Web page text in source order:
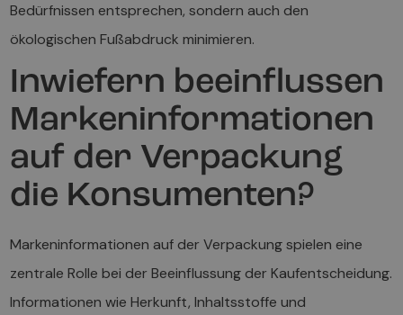
Bedürfnissen entsprechen, sondern auch den
ökologischen Fußabdruck minimieren.
Inwiefern beeinflussen
Markeninformationen
auf der Verpackung
die Konsumenten?
Markeninformationen auf der Verpackung spielen eine
zentrale Rolle bei der Beeinflussung der Kaufentscheidung.
Informationen wie Herkunft, Inhaltsstoffe und